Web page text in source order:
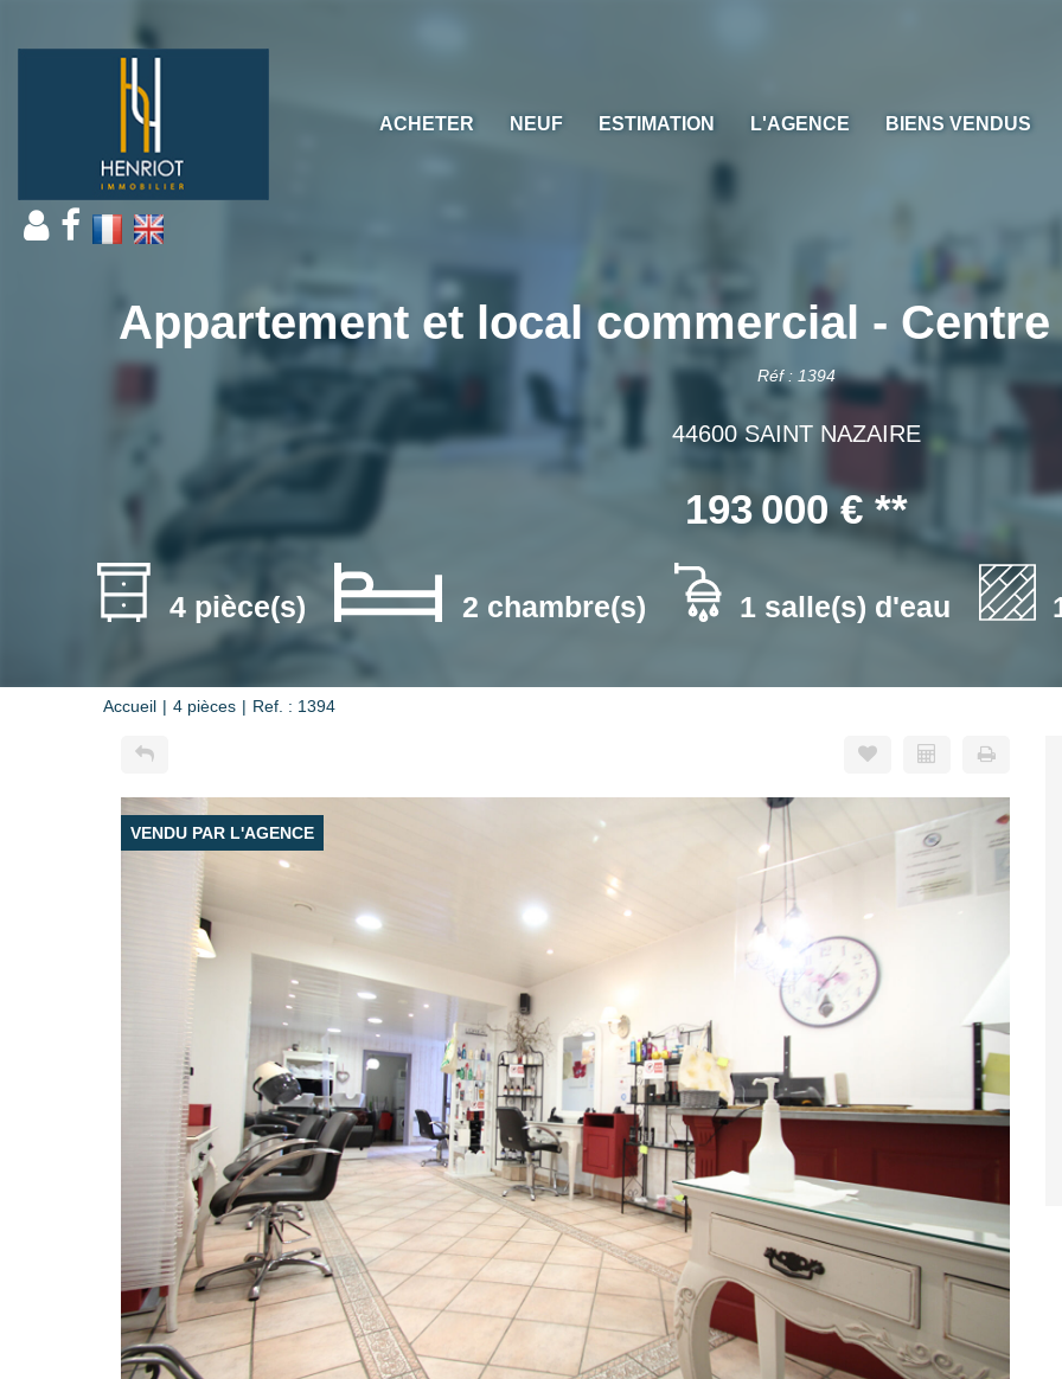
ACHETER NEUF ESTIMATION L'AGENCE BIENS VENDUS
Appartement et local commercial - Centre
Réf : 1394
44600 SAINT NAZAIRE
193 000 € **
4 pièce(s) 2 chambre(s) 1 salle(s) d'eau
Accueil 4 pièces Ref. : 1394
VENDU PAR L'AGENCE